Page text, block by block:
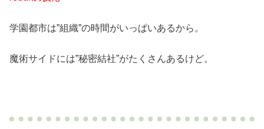
学園都市は”組織”の時間がいっぱいあるから。
魔術サイドには”秘密結社”がたくさんあるけど。